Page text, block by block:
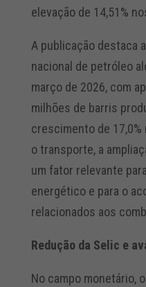
elevação de 14,51%
A publicação destaca
nacional de petróleo
março de 2026, com
milhões de barris
crescimento de 17,0%
o transporte, a
um fator relevante
energético e para o
relacionados aos
Redução da Selic e
No campo monetário,